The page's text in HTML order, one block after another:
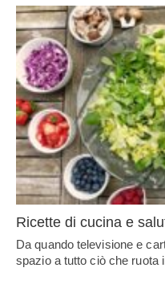
Ricette di cucina e
Da quando televisione e
spazio a tutto ciò che ruota